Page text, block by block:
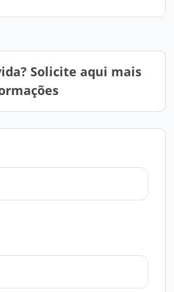
Solicite aqui mais